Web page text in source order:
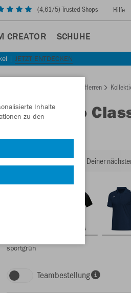
(4,61/5) Trusted Shops Hilfe
CREATOR SCHUHE
| JETZT ENTDECKEN
Herren
JAKOPolo
Lust auf 30% Rabatt bei Deiner
sportgrün
Teambestellung
Inhalte
zu den